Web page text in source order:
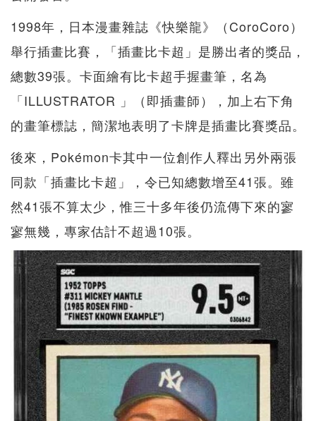
1998年，日本漫畫雜誌《快樂龍》（CoroCoro）
舉行插畫比賽，「插畫比卡超」是勝出者的獎品，
總數39張。卡面繪有比卡超手握畫筆，名為
「ILLUSTRATOR 」（即插畫師），加上右下角
的畫筆標誌，簡潔地表明了卡牌是插畫比賽獎品。
後來，Pokémon卡其中一位創作人釋出另外兩張
同款「插畫比卡超」，令已知總數增至41張。雖
然41張不算太少，惟三十多年後仍流傳下來的寥
寥無幾，專家估計不超過10張。